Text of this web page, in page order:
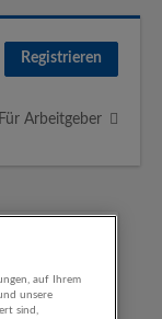
Registrieren
Für Arbeitgeber
auf Ihrem
unsere
sind,